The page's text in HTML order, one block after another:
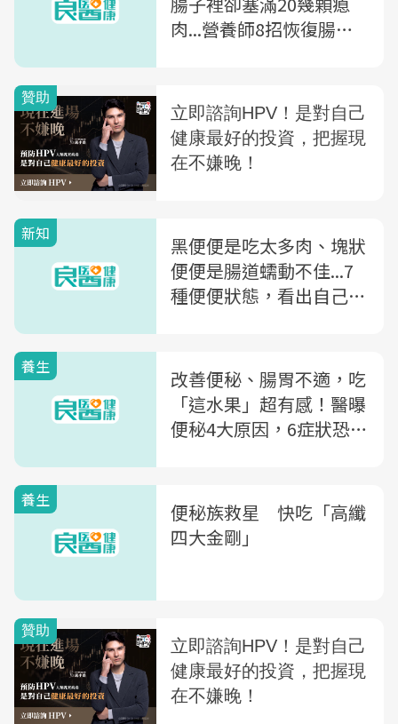
肉...營養師8招恢復腸道
新知
黑便便是吃太多肉、塊狀
便便是腸道蠕動不佳...7
種便便狀態，看出自己的
養生
改善便秘、腸胃不適，吃
「這水果」超有感！醫曝
便秘4大原因，6症狀恐與
養生
便秘族救星 快吃「高纖
四大金剛」